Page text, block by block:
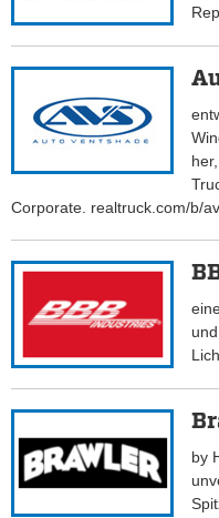
Corporate. realtruck.com/b/
by